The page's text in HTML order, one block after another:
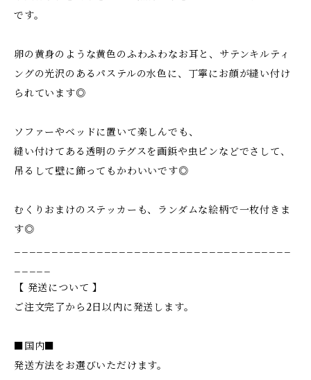
です。
卵の黄身のような黄色のふわふわなお耳と、サテンキルティ
ングの光沢のあるパステルの水色に、丁寧にお顔が縫い付け
られています◎
ソファーやベッドに置いて楽しんでも、
縫い付けてある透明のテグスを画鋲や虫ピンなどでさして、
吊るして壁に飾ってもかわいいです◎
むくりおまけのステッカーも、ランダムな絵柄で一枚付きま
す◎
【 発送について 】
ご注文完了から2日以内に発送します。
■国内■
発送方法をお選びいただけます。